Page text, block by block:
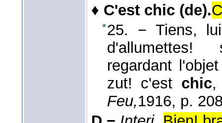
♦ C'est chic (de).
25. − Tiens,
d'allumettes!
regardant
zut! c'est chic,
Feu,1916, p.